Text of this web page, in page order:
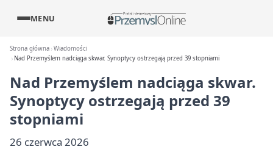
MENU
Strona główna Wiadomości
Nad Przemyślem nadciąga skwar. Synoptycy ostrzegają przed 39 stopniami
Nad Przemyślem nadciąga skwar.
Synoptycy ostrzegają przed 39
stopniami
26 czerwca 2026